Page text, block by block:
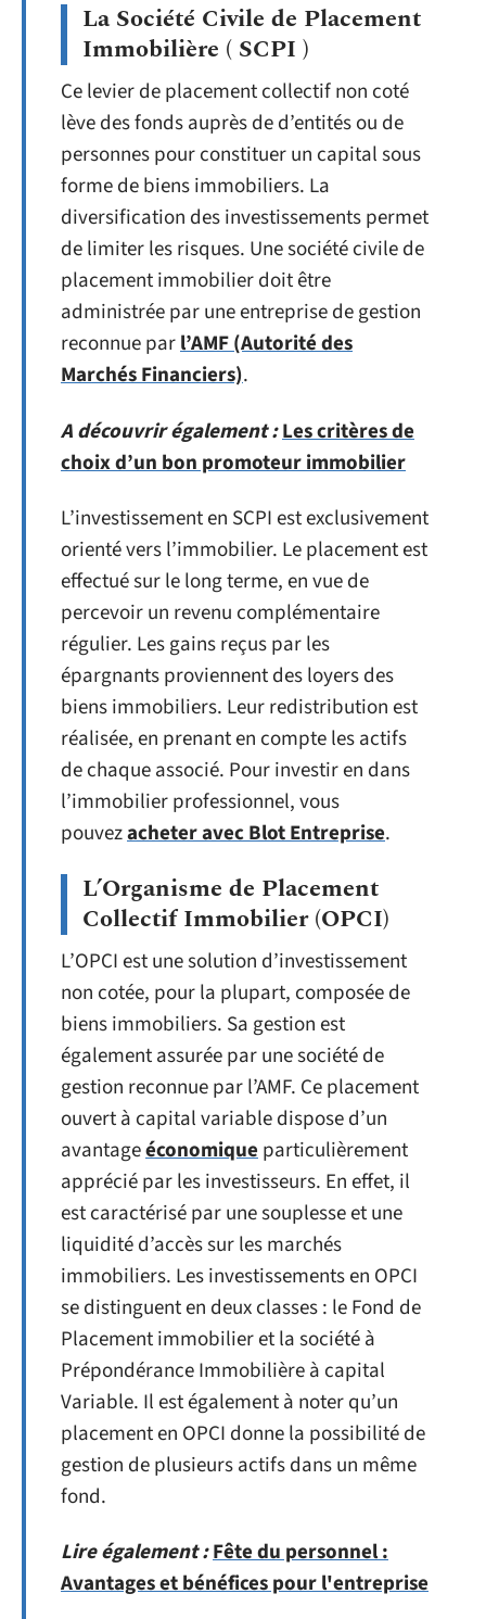
La Société Civile de Placement
Immobilière ( SCPI )
Ce levier de placement collectif non coté
lève des fonds auprès de d’entités ou de
personnes pour constituer un capital sous
forme de biens immobiliers. La
diversification des investissements permet
de limiter les risques. Une société civile de
placement immobilier doit être
administrée par une entreprise de gestion
reconnue parl’AMF (Autorité des
Marchés Financiers).
A découvrir également :Les critères de
choix d’un bon promoteur immobilier
L’investissement en SCPI est exclusivement
orienté vers l’immobilier. Le placement est
effectué sur le long terme, en vue de
percevoir un revenu complémentaire
régulier. Les gains reçus par les
épargnants proviennent des loyers des
biens immobiliers. Leur redistribution est
réalisée, en prenant en compte les actifs
de chaque associé. Pour investir en dans
l’immobilier professionnel, vous
pouvezacheter avec Blot Entreprise.
L’Organisme de Placement
Collectif Immobilier (OPCI)
L’OPCI est une solution d’investissement
non cotée, pour la plupart, composée de
biens immobiliers. Sa gestion est
également assurée par une société de
gestion reconnue par l’AMF. Ce placement
ouvert à capital variable dispose d’un
avantageéconomiqueparticulièrement
apprécié par les investisseurs. En effet, il
est caractérisé par une souplesse et une
liquidité d’accès sur les marchés
immobiliers. Les investissements en OPCI
se distinguent en deux classes : le Fond de
Placement immobilier et la société à
Prépondérance Immobilière à capital
Variable. Il est également à noter qu’un
placement en OPCI donne la possibilité de
gestion de plusieurs actifs dans un même
fond.
Lire également :Fête du personnel :
Avantages et bénéfices pour l'entreprise